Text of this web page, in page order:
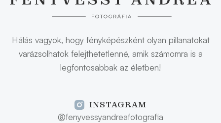
INSTAGRAM
@fenyvessyandreafotografia
Hálás vagyok, hogy fényképészként olyan pillanatokat
varázsolhatok felejthetetlenné, amik számomra is a
legfontosabbak az életben!